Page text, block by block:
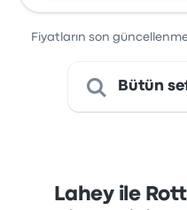
Fiyatların son
Bütün
Lahey ile